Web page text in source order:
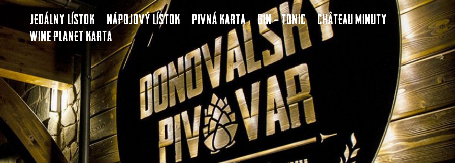
Jedálny lístok Nápojový lístok Pivná karta Gin – Tonic
Château Minuty
Wine Planet karta